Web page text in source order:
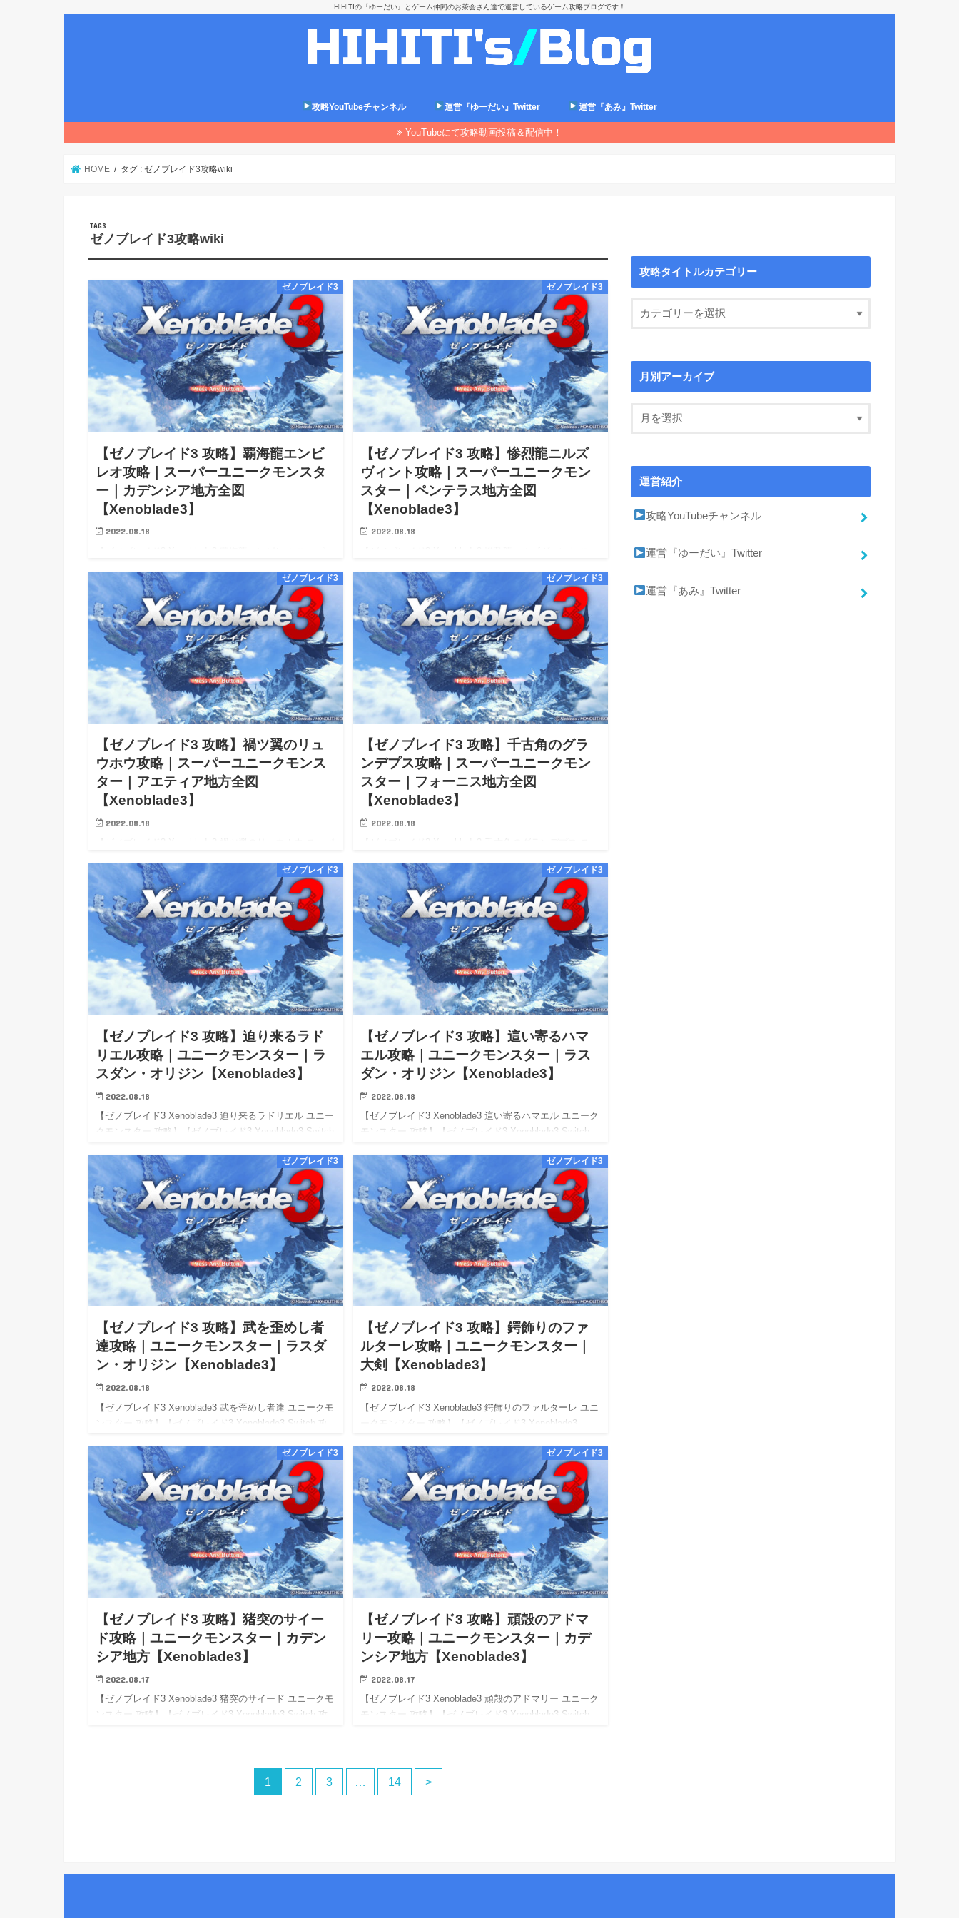
HIHITIの『ゆーだい』とゲーム仲間のお茶会さん達で運営しているゲーム攻略ブログです！
攻略YouTubeチャンネル 運営『ゆーだい』Twitter 運営『あみ』Twitter
YouTubeにて攻略動画投稿＆配信中！
HOME タグ : ゼノブレイド3攻略wiki
ゼノブレイド3攻略wiki
ゼノブレイド3
【ゼノブレイド3 攻略】覇海龍エンビ
レオ攻略｜スーパーユニークモンスタ
ー｜カデンシア地方全図
【Xenoblade3】
2022.08.18
Switch 攻略】【Xenoblade3 wiki walkthrough】 【ゼノ
ブ…
ゼノブレイド3
【ゼノブレイド3 攻略】惨烈龍ニルズ
ヴィント攻略｜スーパーユニークモン
スター｜ペンテラス地方全図
【Xenoblade3】
2022.08.18
Xenoblade3 Switch 攻略】【Xenoblade3 wiki
walkthrough】 【ゼ…
ゼノブレイド3
【ゼノブレイド3 攻略】禍ツ翼のリュ
ウホウ攻略｜スーパーユニークモンス
ター｜アエティア地方全図
【Xenoblade3】
2022.08.18
Xenoblade3 Switch 攻略】【Xenoblade3 wiki
walkthrough】 【ゼノ…
ゼノブレイド3
【ゼノブレイド3 攻略】千古角のグラ
ンデプス攻略｜スーパーユニークモン
スター｜フォーニス地方全図
【Xenoblade3】
2022.08.18
Xenoblade3 Switch 攻略】【Xenoblade3 wiki
walkthrough】 【ゼ…
ゼノブレイド3
【ゼノブレイド3 攻略】迫り来るラド
リエル攻略｜ユニークモンスター｜ラ
スダン・オリジン【Xenoblade3】
2022.08.18
【ゼノブレイド3 Xenoblade3 迫り来るラドリエル ユニー
クモンスター 攻略】【ゼノブレイド3 Xenoblade3 Switch
ゼノブレイド3
【ゼノブレイド3 攻略】這い寄るハマ
エル攻略｜ユニークモンスター｜ラス
ダン・オリジン【Xenoblade3】
2022.08.18
【ゼノブレイド3 Xenoblade3 這い寄るハマエル ユニーク
モンスター 攻略】【ゼノブレイド3 Xenoblade3 Switch
ゼノブレイド3
【ゼノブレイド3 攻略】武を歪めし者
達攻略｜ユニークモンスター｜ラスダ
ン・オリジン【Xenoblade3】
2022.08.18
【ゼノブレイド3 Xenoblade3 武を歪めし者達 ユニークモ
ンスター 攻略】【ゼノブレイド3 Xenoblade3 Switch 攻
ゼノブレイド3
【ゼノブレイド3 攻略】鍔飾りのファ
ルターレ攻略｜ユニークモンスター｜
大剣【Xenoblade3】
2022.08.18
【ゼノブレイド3 Xenoblade3 鍔飾りのファルターレ ユニ
ークモンスター 攻略】【ゼノブレイド3 Xenoblade3
ゼノブレイド3
【ゼノブレイド3 攻略】猪突のサイー
ド攻略｜ユニークモンスター｜カデン
シア地方【Xenoblade3】
2022.08.17
【ゼノブレイド3 Xenoblade3 猪突のサイード ユニークモ
ンスター 攻略】【ゼノブレイド3 Xenoblade3 Switch 攻
ゼノブレイド3
【ゼノブレイド3 攻略】頑殻のアドマ
リー攻略｜ユニークモンスター｜カデ
ンシア地方【Xenoblade3】
2022.08.17
【ゼノブレイド3 Xenoblade3 頑殻のアドマリー ユニーク
モンスター 攻略】【ゼノブレイド3 Xenoblade3 Switch
1 2 3 … 14 >
攻略タイトルカテゴリー
月別アーカイブ
運営紹介
攻略YouTubeチャンネル
運営『ゆーだい』Twitter
運営『あみ』Twitter